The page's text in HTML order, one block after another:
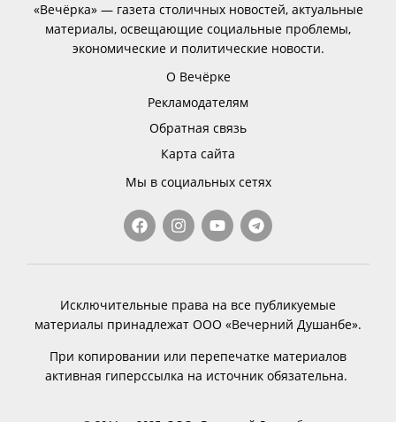
«Вечёрка» — газета столичных новостей, актуальные
материалы, освещающие социальные проблемы,
экономические и политические новости.
О Вечёрке
Рекламодателям
Обратная связь
Карта сайта
Мы в социальных сетях
Исключительные права на все публикуемые
материалы принадлежат ООО «Вечерний Душанбе».
При копировании или перепечатке материалов
активная гиперссылка на источник обязательна.